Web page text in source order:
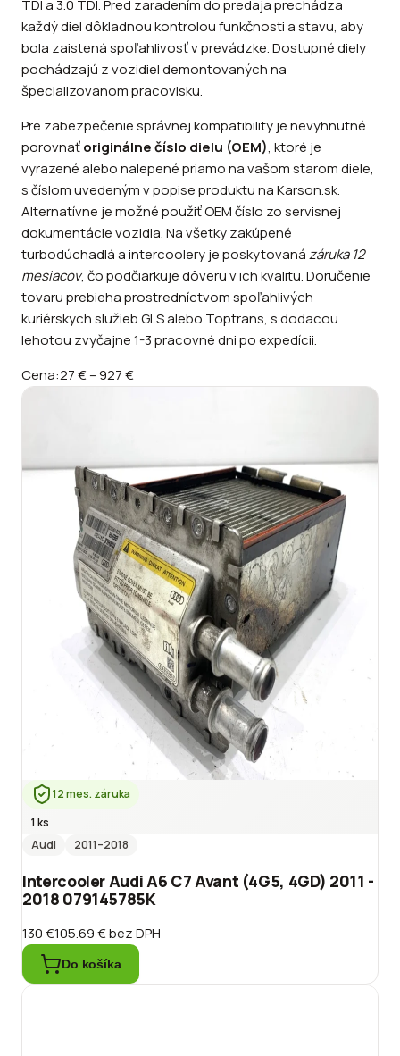
TDI a 3.0 TDI. Pred zaradením do predaja prechádza
každý diel dôkladnou kontrolou funkčnosti a stavu, aby
bola zaistená spoľahlivosť v prevádzke. Dostupné diely
pochádzajú z vozidiel demontovaných na
špecializovanom pracovisku.
Pre zabezpečenie správnej kompatibility je nevyhnutné
porovnaťoriginálne číslo dielu (OEM), ktoré je
vyrazené alebo nalepené priamo na vašom starom diele,
s číslom uvedeným v popise produktu na Karson.sk.
Alternatívne je možné použiť OEM číslo zo servisnej
dokumentácie vozidla. Na všetky zakúpené
turbodúchadlá a intercoolery je poskytovanázáruka 12
mesiacov, čo podčiarkuje dôveru v ich kvalitu. Doručenie
tovaru prebieha prostredníctvom spoľahlivých
kuriérskych služieb GLS alebo Toptrans, s dodacou
lehotou zvyčajne 1-3 pracovné dni po expedícii.
Cena:27 €–927 €
12 mes. záruka
1 ks
Audi
2011–2018
Intercooler Audi A6 C7 Avant (4G5, 4GD) 2011 -
2018 079145785K
130 €105.69 €bez DPH
Do košíka